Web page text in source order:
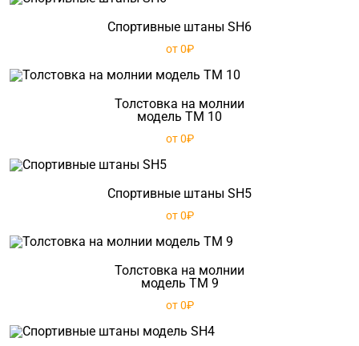
Спортивные штаны SH6
от 0₽
Толстовка на молнии
модель TM 10
от 0₽
Спортивные штаны SH5
от 0₽
Толстовка на молнии
модель TM 9
от 0₽